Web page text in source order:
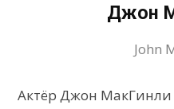
Джон
John
Актёр Джон МакГинли